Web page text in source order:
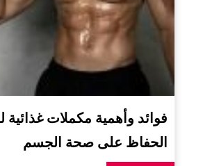
فوائد وأهمية مكملات غذائية
الحفاظ على صحة الجسم